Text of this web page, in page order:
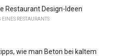
Restaurant Design-Ideen
RESTAURANTS
wie man Beton bei kaltem